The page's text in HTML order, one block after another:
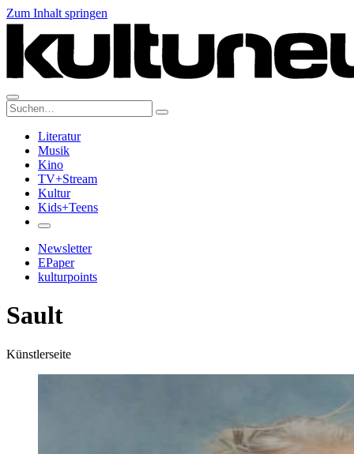
Zum Inhalt springen
Suche:
Literatur
Musik
Kino
TV+Stream
Kultur
Kids+Teens
Newsletter
EPaper
kulturpoints
Sault
Künstlerseite